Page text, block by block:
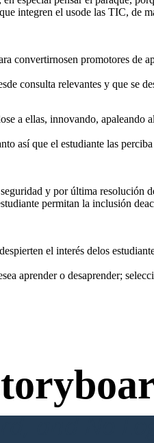
integren el usode las TIC, de
convertirnosen promotores de
consulta relevantes y que se
a ellas, innovando,
así que el estudiante las
y por última resolución
permitan la inclusión
el interés delos
aprender o desaprender;
and No